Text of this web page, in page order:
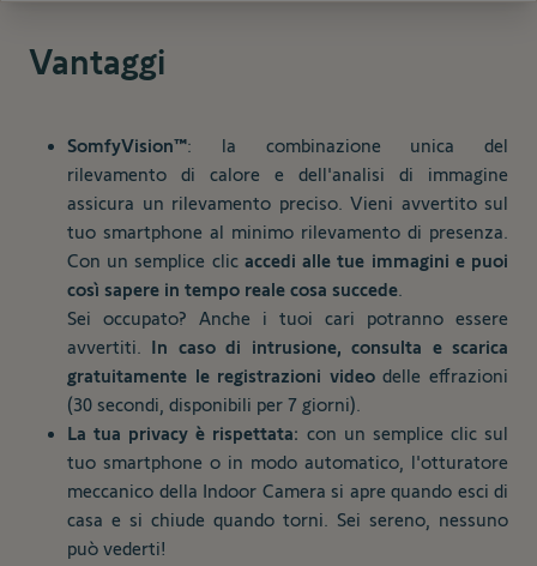
Vantaggi
SomfyVision™: la combinazione unica del
rilevamento di calore e dell'analisi di immagine
assicura un rilevamento preciso. Vieni avvertito sul
tuo smartphone al minimo rilevamento di presenza.
Con un semplice clic accedi alle tue immagini e puoi
così sapere in tempo reale cosa succede
Sei occupato? Anche i tuoi cari potranno essere
avvertiti. In caso di intrusione, consulta e scarica
gratuitamente le registrazioni videodelle effrazioni
(30 secondi, disponibili per 7 giorni).
La tua privacy è rispettata: con un semplice clic sul
tuo smartphone o in modo automatico, l'otturatore
meccanico della Indoor Camera si apre quando esci di
casa e si chiude quando torni. Sei sereno, nessuno
può vederti!